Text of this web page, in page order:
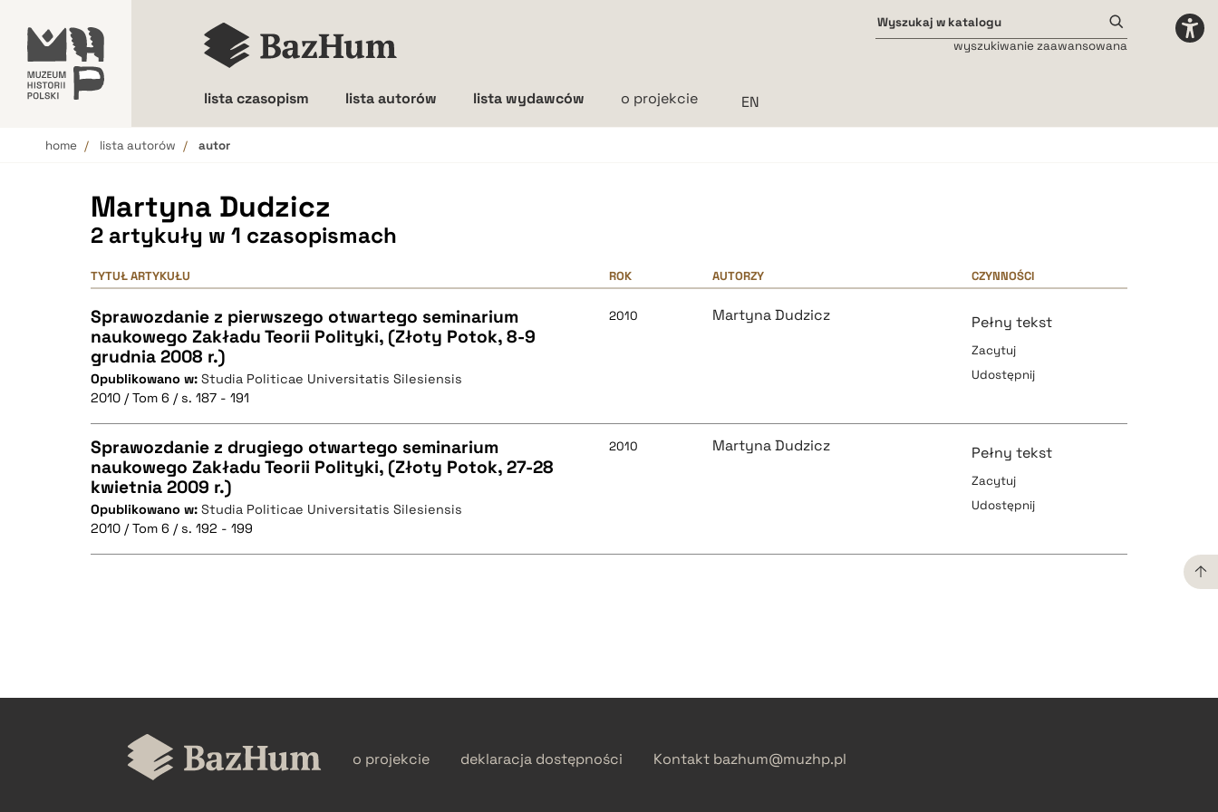
lista czasopism lista autorów lista wydawców o projekcie
wyszukiwanie zaawansowana
home lista autorów autor
Martyna Dudzicz
2 artykuły w 1 czasopismach
TYTUŁ ARTYKUŁU ROK AUTORZY CZYNNOŚCI
Sprawozdanie z pierwszego otwartego seminarium
naukowego Zakładu Teorii Polityki, (Złoty Potok, 8-9
grudnia 2008 r.)
Opublikowano w: Studia Politicae Universitatis Silesiensis
2010 / Tom 6 / s. 187 - 191
2010 Martyna Dudzicz Pełny tekst
Zacytuj
Udostępnij
CZYSTY TEKST
Sprawozdanie z drugiego otwartego seminarium
naukowego Zakładu Teorii Polityki, (Złoty Potok, 27-28
kwietnia 2009 r.)
Opublikowano w: Studia Politicae Universitatis Silesiensis
2010 / Tom 6 / s. 192 - 199
2010 Martyna Dudzicz Pełny tekst
Zacytuj
Udostępnij
o projekcie deklaracja dostępności Kontakt bazhum@muzhp.pl